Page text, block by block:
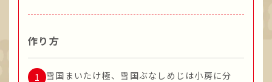
作り方
雪国まいたけ極、雪国ぶなしめじは小房に分